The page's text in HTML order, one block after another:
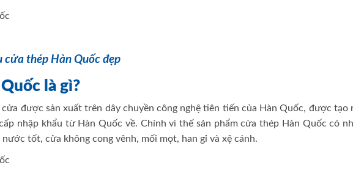
cửa thép Hàn Quốc đẹp
là gì?
được sản xuất trên dây chuyền công nghệ tiên tiến của Hàn Quốc, được tạo
nhập khẩu từ Hàn Quốc về. Chính vì thế sản phẩm cửa thép Hàn Quốc có
tốt, cửa không cong vênh, mối mọt, han gỉ và xệ cánh.